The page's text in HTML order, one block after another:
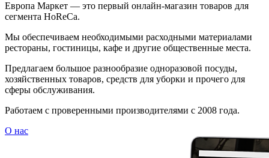
Европа Маркет — это первый онлайн-магазин товаров для
сегмента HoReCa.
Мы обеспечиваем необходимыми расходными материалами
рестораны, гостиницы, кафе и другие общественные места.
Предлагаем большое разнообразие одноразовой посуды,
хозяйственных товаров, средств для уборки и прочего для
сферы обслуживания.
Работаем с проверенными производителями с 2008 года.
О нас